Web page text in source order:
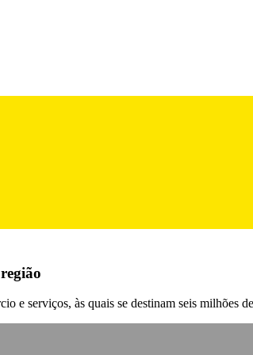
e serviços, às quais se destinam seis milhões